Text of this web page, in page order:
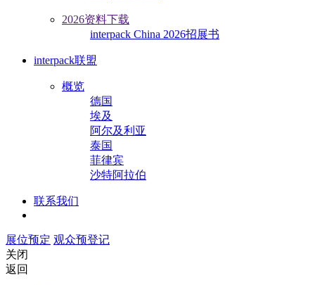
2026资料下载
interpack China 2026招展书
interpack联盟
概览
德国
埃及
阿尔及利亚
泰国
菲律宾
沙特阿拉伯
联系我们
展位预定 观众预登记
关闭
返回